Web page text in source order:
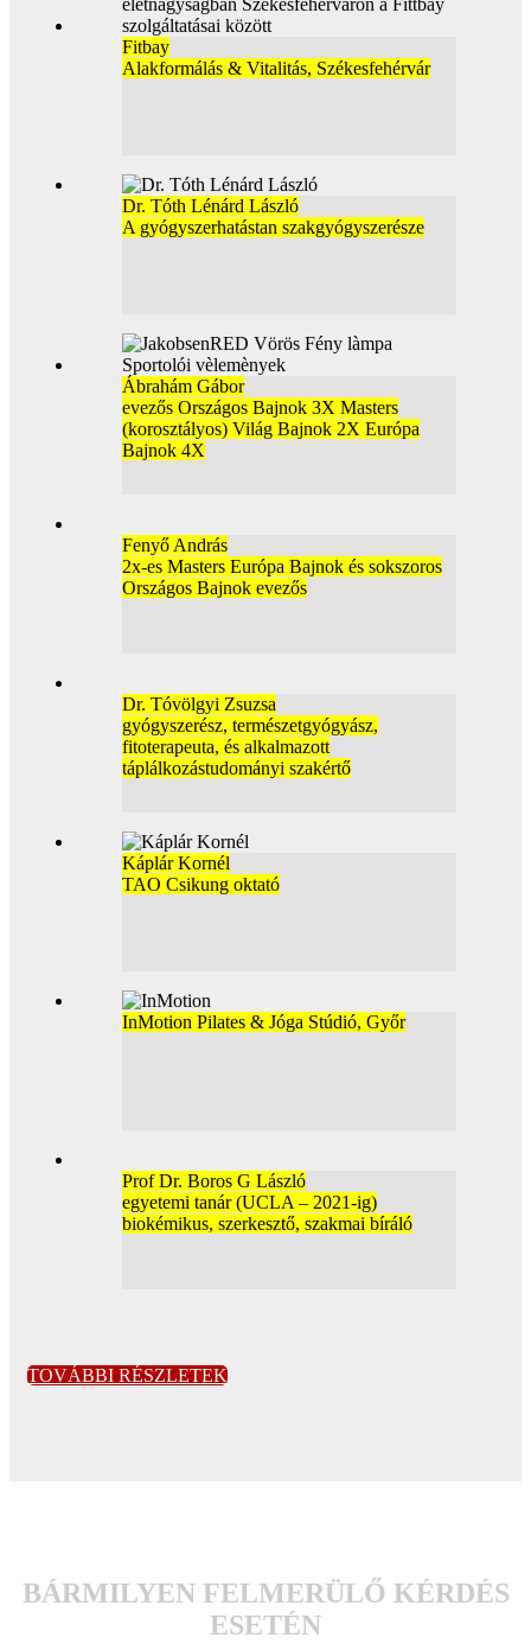
Fitbay
Alakformálás & Vitalitás, Székesfehérvár
Dr. Tóth Lénárd László
A gyógyszerhatástan szakgyógyszerésze
Ábrahám Gábor
evezős Országos Bajnok 3X Masters
(korosztályos) Világ Bajnok 2X Európa
Bajnok 4X
Fenyő András
2x-es Masters Európa Bajnok és sokszoros
Országos Bajnok evezős
Dr. Tóvölgyi Zsuzsa
gyógyszerész, természetgyógyász,
fitoterapeuta, és alkalmazott
táplálkozástudományi szakértő
Káplár Kornél
TAO Csikung oktató
InMotion Pilates & Jóga Stúdió, Győr
Prof Dr. Boros G László
egyetemi tanár (UCLA – 2021-ig)
biokémikus, szerkesztő, szakmai bíráló
TOVÁBBI RÉSZLETEK
BÁRMILYEN FELMERÜLŐ KÉRDÉS
ESETÉN